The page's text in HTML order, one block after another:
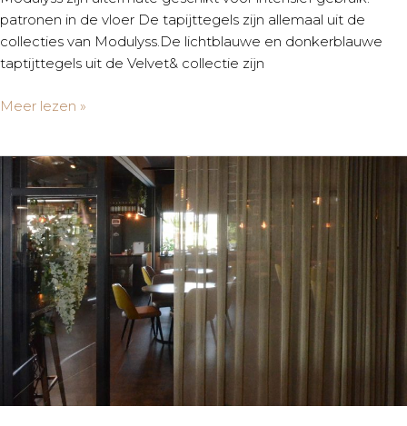
patronen in de vloer De tapijttegels zijn allemaal uit de
collecties van Modulyss.De lichtblauwe en donkerblauwe
taptijttegels uit de Velvet& collectie zijn
Meer lezen »
Make-
over
Brasserie
De
Werf
Hauwert